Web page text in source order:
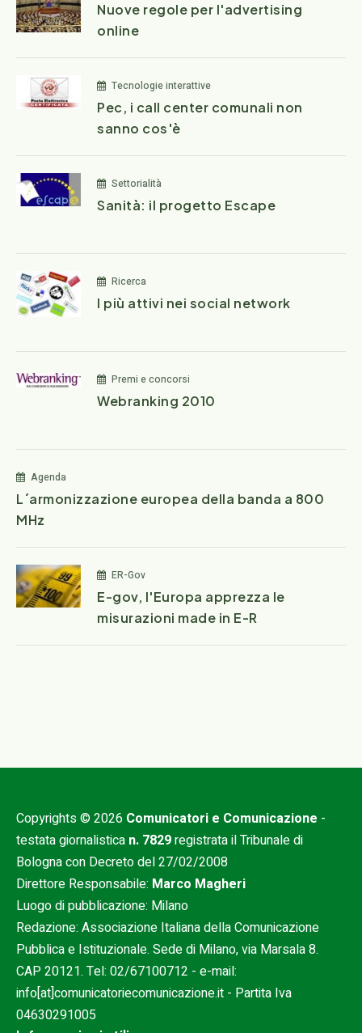
Nuove regole per l'advertising
online
Tecnologie interattive
Pec, i call center comunali non
sanno cos'è
Settorialità
Sanità: il progetto Escape
Ricerca
I più attivi nei social network
Premi e concorsi
Webranking 2010
Agenda
L´armonizzazione europea della banda a 800
MHz
ER-Gov
E-gov, l'Europa apprezza le
misurazioni made in E-R
Copyrights © 2026 Comunicatori e Comunicazione -
testata giornalistica n. 7829registrata il Tribunale di
Bologna con Decreto del 27/02/2008
Direttore Responsabile: Marco Magheri
Luogo di pubblicazione: Milano
Redazione: Associazione Italiana della Comunicazione
Pubblica e Istituzionale. Sede di Milano, via Marsala 8.
CAP 20121. Tel: 02/67100712 - e-mail:
info[at]comunicatoriecomunicazione.it - Partita Iva
04630291005